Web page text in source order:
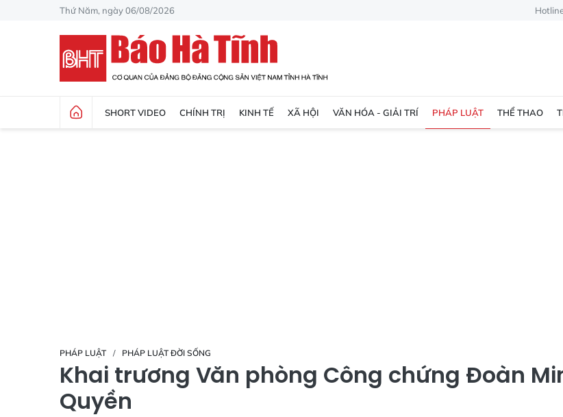
Thứ Năm, ngày 06/08/2026
SHORT VIDEO CHÍNH TRỊ KINH TẾ XÃ HỘI VĂN HÓA - GIẢI TRÍ PHÁP LUẬT THỂ THAO
PHÁP LUẬT PHÁP LUẬT ĐỜI SỐNG
Khai trương Văn phòng Công chứng Đoàn
Quyền